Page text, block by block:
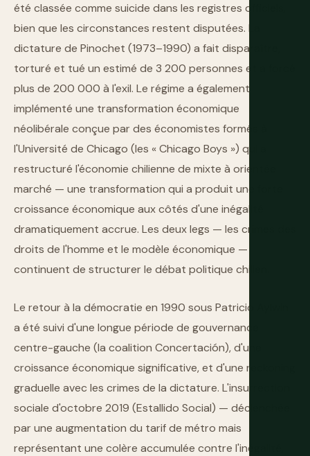
été classée comme suicide dans les registres officiels,
bien que les circonstances restent disputées. La
dictature de Pinochet (1973–1990) a fait disparaître,
torturé et tué un estimé de 3 200 personnes et a forcé
plus de 200 000 à l'exil. Le régime a également
implémenté une transformation économique
néolibérale conçue par des économistes formés à
l'Université de Chicago (les « Chicago Boys ») qui a
restructuré l'économie chilienne de mixte à orientée
marché — une transformation qui a produit une forte
croissance économique aux côtés d'une inégalité
dramatiquement accrue. Les deux legs — les crimes des
droits de l'homme et le modèle économique —
continuent de structurer le débat politique chilien.
Le retour à la démocratie en 1990 sous Patricio Aylwin
a été suivi d'une longue période de gouvernance
centre-gauche (la coalition Concertación), d'une
croissance économique significative, et d'une reckoning
graduelle avec les crimes de la dictature. L'insurrection
sociale d'octobre 2019 (Estallido Social) — déclenchée
par une augmentation du tarif de métro mais
représentant une colère accumulée contre l'inégalité,